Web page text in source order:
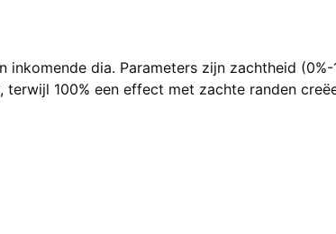
dia. Parameters zijn zachtheid (0%-
terwijl 100% een effect met zachte randen